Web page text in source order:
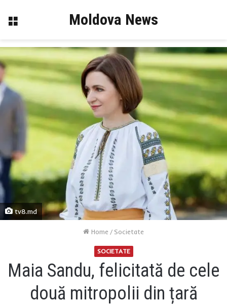
Menu Moldova News
tv8.md
Home / Societate
SOCIETATE
Maia Sandu, felicitată de cele
două mitropolii din țară